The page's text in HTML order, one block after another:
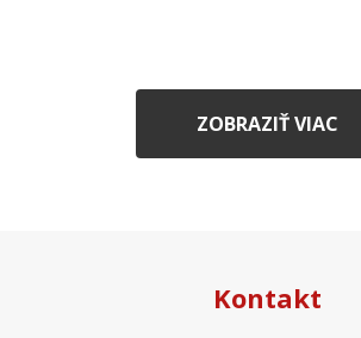
ZOBRAZIŤ VIAC
Kontakt